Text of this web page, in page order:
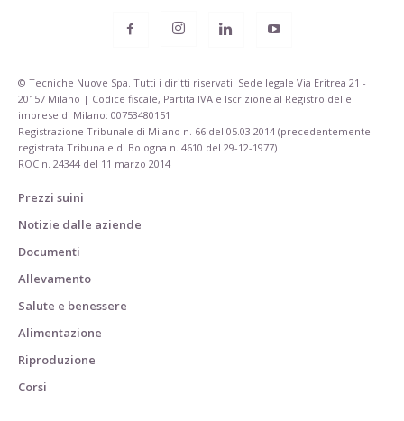
© Tecniche Nuove Spa. Tutti i diritti riservati. Sede legale Via Eritrea 21 -
20157 Milano | Codice fiscale, Partita IVA e Iscrizione al Registro delle
imprese di Milano: 00753480151
Registrazione Tribunale di Milano n. 66 del 05.03.2014 (precedentemente
registrata Tribunale di Bologna n. 4610 del 29-12-1977)
ROC n. 24344 del 11 marzo 2014
Prezzi suini
Notizie dalle aziende
Documenti
Allevamento
Salute e benessere
Alimentazione
Riproduzione
Corsi